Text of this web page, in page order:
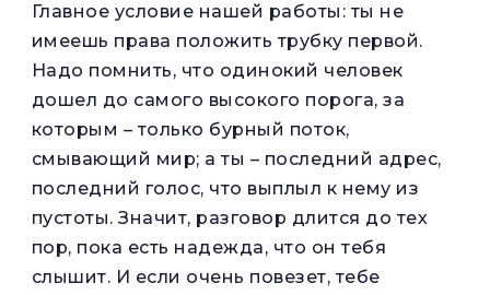
Главное условие нашей работы: ты не
имеешь права положить трубку первой.
Надо помнить, что одинокий человек
дошел до самого высокого порога, за
которым – только бурный поток,
смывающий мир; а ты – последний адрес,
последний голос, что выплыл к нему из
пустоты. Значит, разговор длится до тех
пор, пока есть надежда, что он тебя
слышит. И если очень повезет, тебе